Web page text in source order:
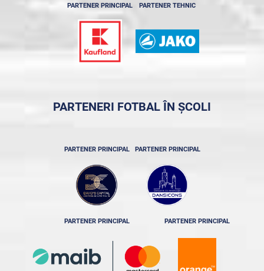
PARTENER PRINCIPAL PARTENER TEHNIC
PARTENERI FOTBAL ÎN ȘCOLI
PARTENER PRINCIPAL PARTENER PRINCIPAL
PARTENER PRINCIPAL PARTENER PRINCIPAL